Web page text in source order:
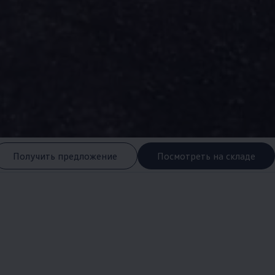
Получить предложение Посмотреть на складе